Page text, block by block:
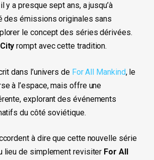
y a presque sept ans, a jusqu’à
des émissions originales sans
le concept des séries dérivées.
rompt avec cette tradition.
dans l’univers de For All Mankind, le
à l’espace, mais offre une
explorant des événements
du côté soviétique.
à dire que cette nouvelle série
lieu de simplement revisiter For All